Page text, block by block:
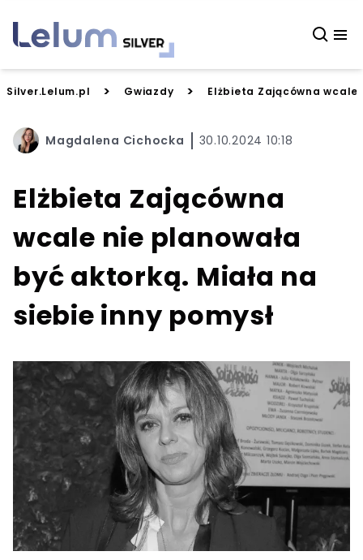
Silver.Lelum.pl > Gwiazdy > Elżbieta Zającówna wcale
Magdalena Cichocka 30.10.2024 10:18
Elżbieta Zającówna
wcale nie planowała
być aktorką. Miała na
siebie inny pomysł